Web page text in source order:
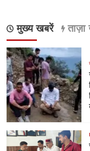
मुख्य खबरें ताज़ा